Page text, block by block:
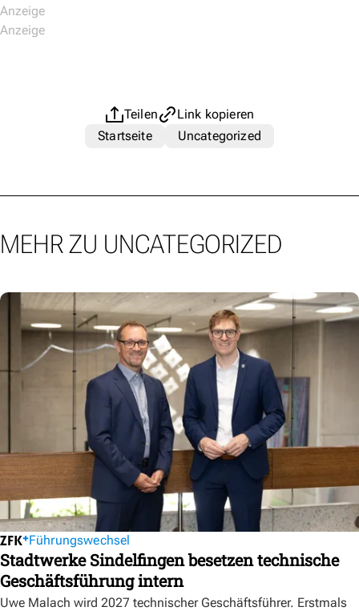
Teilen
Link kopieren
Startseite
Uncategorized
MEHR ZU UNCATEGORIZED
Führungswechsel
Stadtwerke Sindelfingen besetzen technische
Geschäftsführung intern
Uwe Malach wird 2027 technischer Geschäftsführer. Erstmals